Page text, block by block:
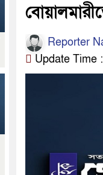
Reporter
Update Time :